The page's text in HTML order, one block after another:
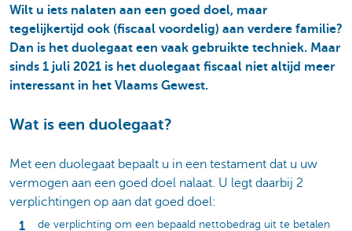
Wilt u iets nalaten aan een goed doel, maar
tegelijkertijd ook (fiscaal voordelig) aan verdere familie?
Dan is het duolegaat een vaak gebruikte techniek. Maar
sinds 1 juli 2021 is het duolegaat fiscaal niet altijd meer
interessant in het Vlaams Gewest.
Wat is een duolegaat?
Met een duolegaat bepaalt u in een testament dat u uw
vermogen aan een goed doel nalaat. U legt daarbij 2
verplichtingen op aan dat goed doel:
de verplichting om een bepaald nettobedrag uit te betalen